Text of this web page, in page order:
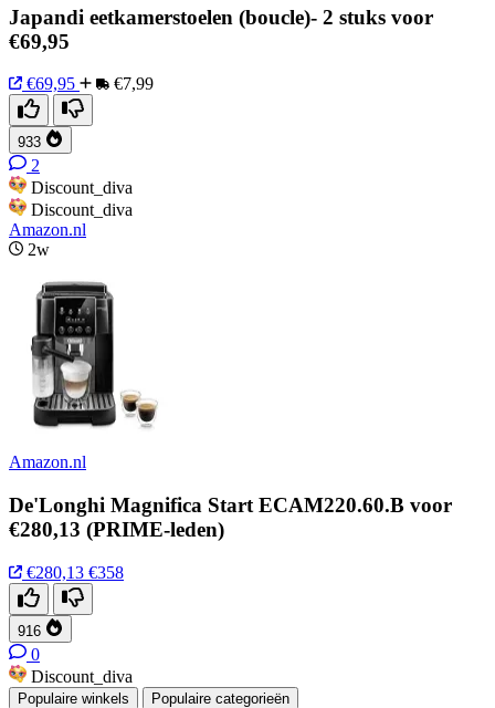
Japandi eetkamerstoelen (boucle)- 2 stuks voor
€69,95
€69,95 €7,99
933
2
Discount_diva
Discount_diva
Amazon.nl
2w
Amazon.nl
De'Longhi Magnifica Start ECAM220.60.B voor
€280,13 (PRIME-leden)
€280,13 €358
916
0
Discount_diva
Populaire winkels Populaire categorieën